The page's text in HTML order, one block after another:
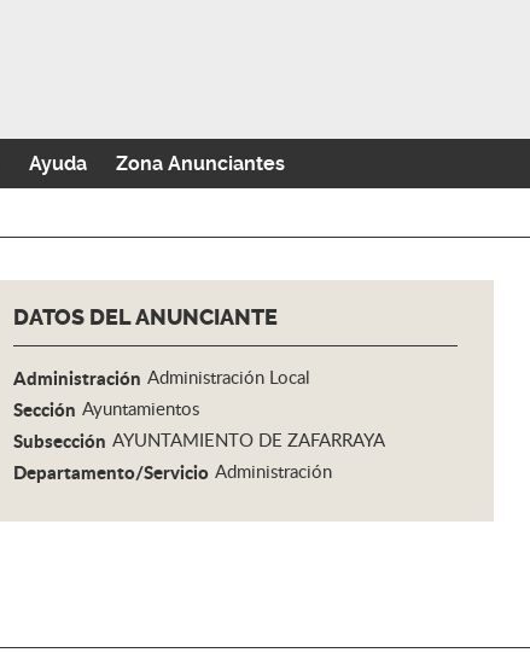
Ayuda Zona Anunciantes
DATOS DEL ANUNCIANTE
Administración Administración Local
Sección Ayuntamientos
Subsección AYUNTAMIENTO DE ZAFARRAYA
Departamento/Servicio Administración